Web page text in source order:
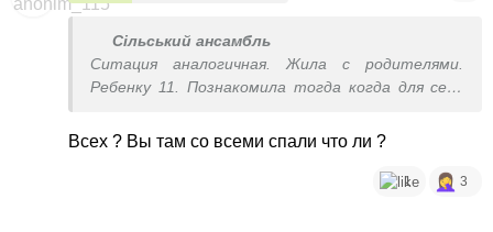
Сільський ансамбль
Ситация аналогичная. Жила с родителями.
Ребенку 11. Познакомила тогда когда для себя
это пшик. Если б я всех знакомила через 4
то потому что вместе жили.в 32 года считаю
Всех ? Вы там со всеми спали что ли ?
1 3